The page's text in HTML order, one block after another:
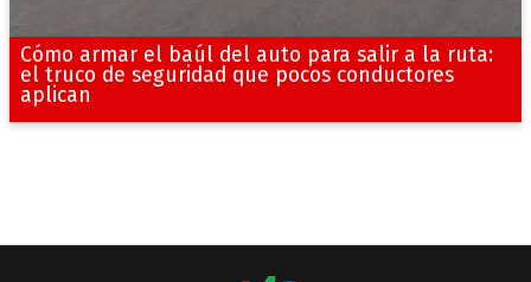
Cómo armar el baúl del auto para salir a la ruta:
el truco de seguridad que pocos conductores
aplican